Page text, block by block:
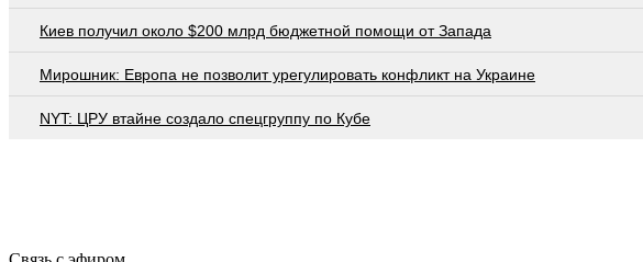
Киев получил около $200 млрд бюджетной помощи от Запада
Мирошник: Европа не позволит урегулировать конфликт на Украине
NYT: ЦРУ втайне создало спецгруппу по Кубе